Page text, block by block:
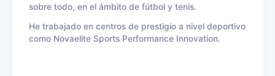
sobre todo, en el ámbito de fútbol y tenis.
He trabajado en centros de prestigio a nivel deportivo
como Novaelite Sports Performance Innovation.